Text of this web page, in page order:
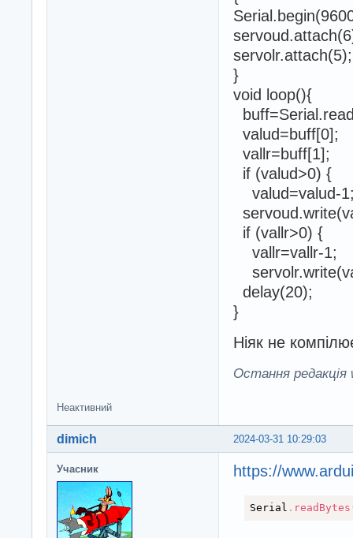
servolr.attach(5);
}
void loop(){
valud=buff[0];
vallr=buff[1];
if (valud>0) {
valud=valud-
if (vallr>0) {
vallr=vallr-1;
delay(20);
}
Ніяк не
Остання редакція
Неактивний
2024-03-31 10:29:03
dimich
Учасник https://
Serial . readBytes